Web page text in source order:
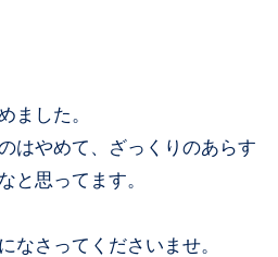
ました。
はやめて、ざっくりのあらす
と思ってます。
なさってくださいませ。